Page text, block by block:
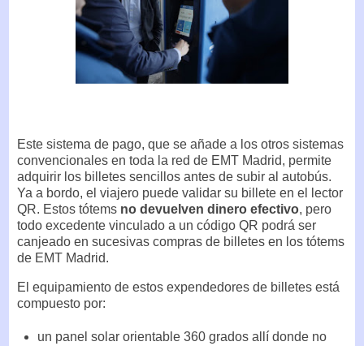
Este sistema de pago, que se añade a los otros sistemas
convencionales en toda la red de EMT Madrid, permite
adquirir los billetes sencillos antes de subir al autobús.
Ya a bordo, el viajero puede validar su billete en el lector
QR. Estos tótems no devuelven dinero efectivo, pero
todo excedente vinculado a un código QR podrá ser
canjeado en sucesivas compras de billetes en los tótems
de EMT Madrid.
El equipamiento de estos expendedores de billetes está
compuesto por:
un panel solar orientable 360 grados allí donde no